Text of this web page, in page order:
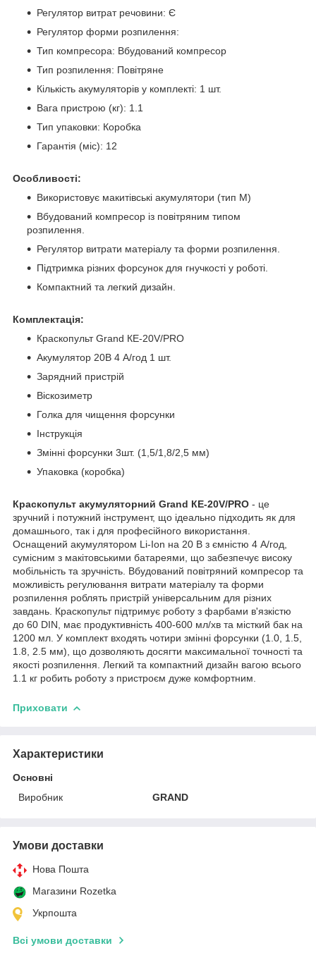
Регулятор витрат речовини: Є
Регулятор форми розпилення:
Тип компресора: Вбудований компресор
Тип розпилення: Повітряне
Кількість акумуляторів у комплекті: 1 шт.
Вага пристрою (кг): 1.1
Тип упаковки: Коробка
Гарантія (міс): 12
Особливості:
Використовує макитівські акумулятори (тип М)
Вбудований компресор із повітряним типом
розпилення.
Регулятор витрати матеріалу та форми розпилення.
Підтримка різних форсунок для гнучкості у роботі.
Компактний та легкий дизайн.
Комплектація:
Краскопульт Grand КЕ-20V/PRO
Акумулятор 20В 4 А/год 1 шт.
Зарядний пристрій
Віскозиметр
Голка для чищення форсунки
Інструкція
Змінні форсунки 3шт. (1,5/1,8/2,5 мм)
Упаковка (коробка)
Краскопульт акумуляторний Grand КЕ-20V/PRO - це
зручний і потужний інструмент, що ідеально підходить як для
домашнього, так і для професійного використання.
Оснащений акумулятором Li-Ion на 20 В з ємністю 4 А/год,
сумісним з макітовськими батареями, що забезпечує високу
мобільність та зручність. Вбудований повітряний компресор та
можливість регулювання витрати матеріалу та форми
розпилення роблять пристрій універсальним для різних
завдань. Краскопульт підтримує роботу з фарбами в'язкістю
до 60 DIN, має продуктивність 400-600 мл/хв та місткий бак на
1200 мл. У комплект входять чотири змінні форсунки (1.0, 1.5,
1.8, 2.5 мм), що дозволяють досягти максимальної точності та
якості розпилення. Легкий та компактний дизайн вагою всього
1.1 кг робить роботу з пристроєм дуже комфортним.
Приховати
Характеристики
Основні
Виробник
GRAND
Умови доставки
Нова Пошта
Магазини Rozetka
Укрпошта
Всі умови доставки